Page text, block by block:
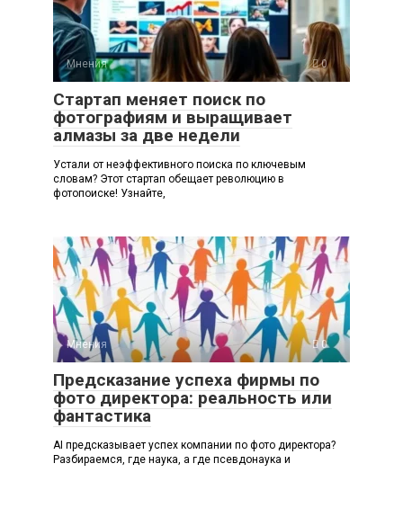
Мнения 0
Стартап меняет поиск по
фотографиям и выращивает
алмазы за две недели
Устали от неэффективного поиска по ключевым
словам? Этот стартап обещает революцию в
фотопоиске! Узнайте,
Мнения 0
Предсказание успеха фирмы по
фото директора: реальность или
фантастика
AI предсказывает успех компании по фото директора?
Разбираемся, где наука, а где псевдонаука и